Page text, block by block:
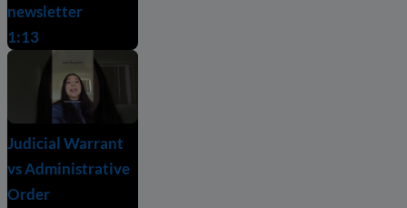
newsletter
1:13
Judicial Warrant
vs Administrative
Order